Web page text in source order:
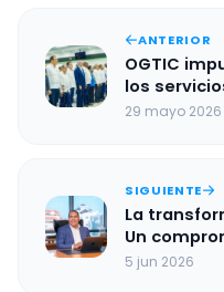
ANTERIOR
OGTIC
los
mediante
29 mayo 2026
SIGUIENTE
La
Un
5 jun 2026